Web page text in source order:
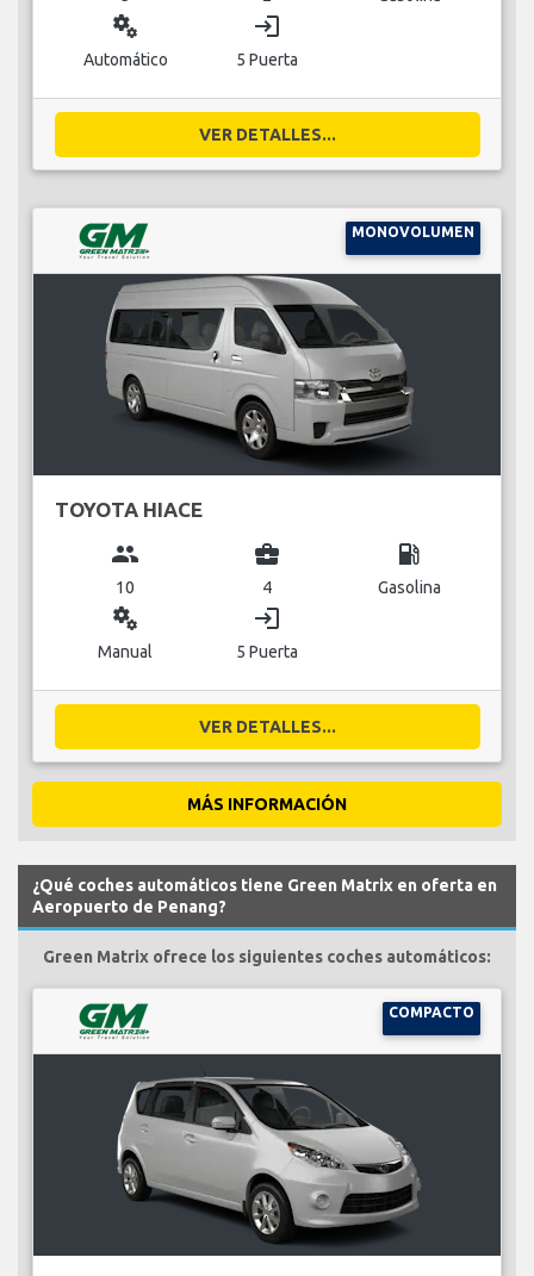
miscellaneous_services
Automático
login
5 Puerta
VER DETALLES...
MONOVOLUMEN
TOYOTA HIACE
group
10
business_center
4
local_gas_station
Gasolina
miscellaneous_services
Manual
login
5 Puerta
VER DETALLES...
MÁS INFORMACIÓN
¿Qué coches automáticos tiene Green Matrix en oferta en
Aeropuerto de Penang?
Green Matrix ofrece los siguientes coches automáticos:
COMPACTO